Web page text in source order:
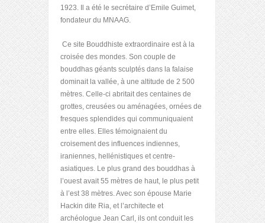
1923. Il a été le secrétaire d’Emile Guimet,
fondateur du MNAAG.
Ce site Bouddhiste extraordinaire est à la
croisée des mondes. Son couple de
bouddhas géants sculptés dans la falaise
dominait la vallée, à une altitude de 2 500
mètres. Celle-ci abritait des centaines de
grottes, creusées ou aménagées, ornées de
fresques splendides qui communiquaient
entre elles. Elles témoignaient du
croisement des influences indiennes,
iraniennes, hellénistiques et centre-
asiatiques. Le plus grand des bouddhas à
l’ouest avait 55 mètres de haut, le plus petit
à l’est 38 mètres. Avec son épouse Marie
Hackin dite Ria, et l’architecte et
archéologue Jean Carl, ils ont conduit les